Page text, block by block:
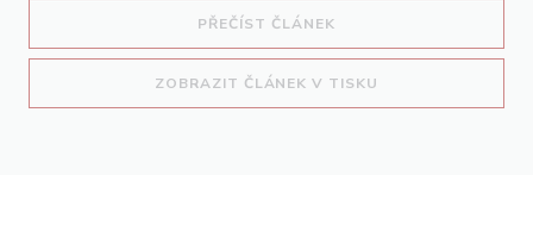
PŘEČÍST ČLÁNEK((OTEVŘE SE V NOVÉM
ZOBRAZIT ČLÁNEK V TISKU